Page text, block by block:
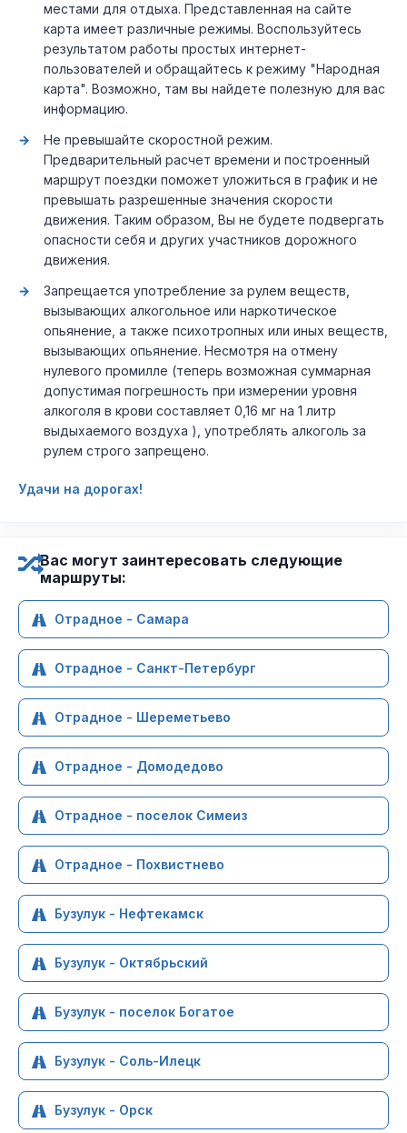
местами для отдыха. Представленная на сайте
карта имеет различные режимы. Воспользуйтесь
результатом работы простых интернет-
пользователей и обращайтесь к режиму "Народная
карта". Возможно, там вы найдете полезную для вас
информацию.
Не превышайте скоростной режим.
Предварительный расчет времени и построенный
маршрут поездки поможет уложиться в график и не
превышать разрешенные значения скорости
движения. Таким образом, Вы не будете подвергать
опасности себя и других участников дорожного
движения.
Запрещается употребление за рулем веществ,
вызывающих алкогольное или наркотическое
опьянение, а также психотропных или иных веществ,
вызывающих опьянение. Несмотря на отмену
нулевого промилле (теперь возможная суммарная
допустимая погрешность при измерении уровня
алкоголя в крови составляет 0,16 мг на 1 литр
выдыхаемого воздуха ), употреблять алкоголь за
рулем строго запрещено.
Удачи на дорогах!
Вас могут заинтересовать следующие
маршруты:
Отрадное - Самара
Отрадное - Санкт-Петербург
Отрадное - Шереметьево
Отрадное - Домодедово
Отрадное - поселок Симеиз
Отрадное - Похвистнево
Бузулук - Нефтекамск
Бузулук - Октябрьский
Бузулук - поселок Богатое
Бузулук - Соль-Илецк
Бузулук - Орск